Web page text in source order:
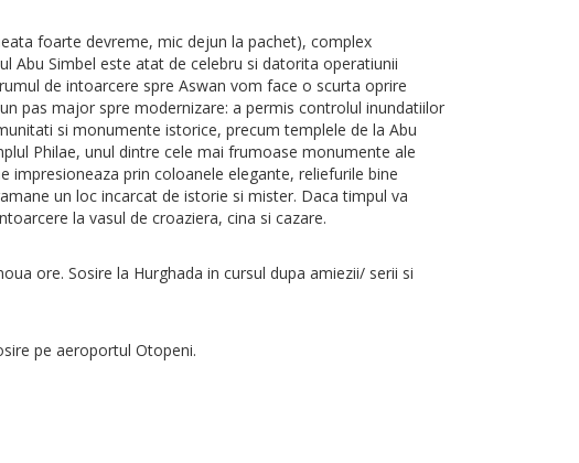
foarte devreme, mic dejun la pachet), complex
Abu Simbel este atat de celebru si datorita operatiunii
de intoarcere spre Aswan vom face o scurta oprire
pas major spre modernizare: a permis controlul inundatiilor
si monumente istorice, precum templele de la Abu
Philae, unul dintre cele mai frumoase monumente ale
impresioneaza prin coloanele elegante, reliefurile bine
un loc incarcat de istorie si mister. Daca timpul va
la vasul de croaziera, cina si cazare.
ore. Sosire la Hurghada in cursul dupa amiezii/ serii si
pe aeroportul Otopeni.